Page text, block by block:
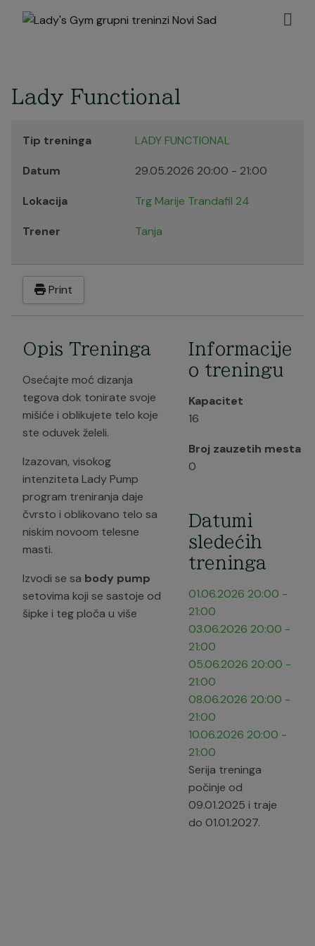
Lady Functional
Tip treninga LADY FUNCTIONAL
Datum 29.05.2026 20:00 - 21:00
Lokacija Trg Marije Trandafil 24
Trener Tanja
Print
Opis Treninga
Osećajte moć dizanja
tegova dok tonirate svoje
mišiće i oblikujete telo koje
ste oduvek želeli.
Izazovan, visokog
intenziteta Lady Pump
program treniranja daje
čvrsto i oblikovano telo sa
niskim novoom telesne
masti.
Izvodi se sa body pump
setovima koji se sastoje od
šipke i teg ploča u više
Informacije
o treningu
Kapacitet
16
Broj zauzetih mesta
0
Datumi
sledećih
treninga
01.06.2026 20:00 -
21:00
03.06.2026 20:00 -
21:00
05.06.2026 20:00 -
21:00
08.06.2026 20:00 -
21:00
10.06.2026 20:00 -
21:00
Serija treninga
počinje od
09.01.2025 i traje
do 01.01.2027.